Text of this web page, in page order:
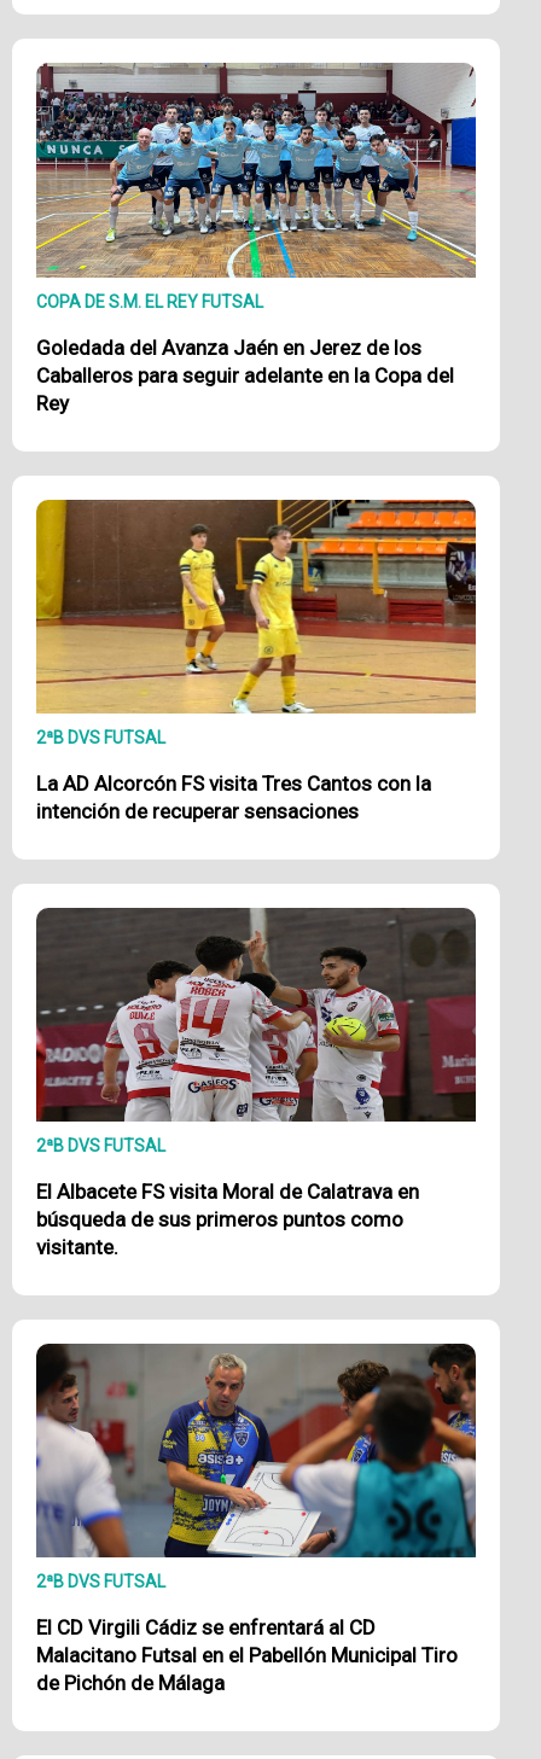
COPA DE S.M. EL REY FUTSAL
Goledada del Avanza Jaén en Jerez de los
Caballeros para seguir adelante en la Copa del
Rey
2ªB DVS FUTSAL
La AD Alcorcón FS visita Tres Cantos con la
intención de recuperar sensaciones
2ªB DVS FUTSAL
El Albacete FS visita Moral de Calatrava en
búsqueda de sus primeros puntos como
visitante.
2ªB DVS FUTSAL
El CD Virgili Cádiz se enfrentará al CD
Malacitano Futsal en el Pabellón Municipal Tiro
de Pichón de Málaga